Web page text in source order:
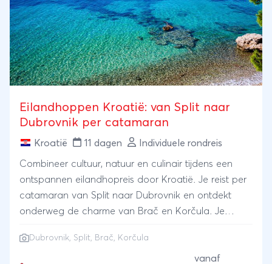
houdt u nog tegen?
Eilandhoppen Kroatië: van Split naar
Dubrovnik per catamaran
Kroatië 11 dagen Individuele rondreis
Combineer cultuur, natuur en culinair tijdens een
ontspannen eilandhopreis door Kroatië. Je reist per
catamaran van Split naar Dubrovnik en ontdekt
onderweg de charme van Brač en Korčula. Je
wandelt naar uitzichten over azuurblauwe baaien
en geniet van de mediterrane keuken. Een zomerse
Dubrovnik, Split, Brač, Korčula
vanaf